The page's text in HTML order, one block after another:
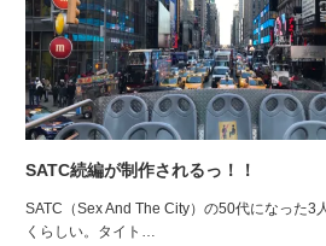
SATC続編が制作されるっ！！
SATC（Sex And The City）の50代になった3
くらしい。タイト…